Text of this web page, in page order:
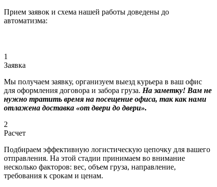
Прием заявок и схема нашей работы доведены до
автоматизма:
1
Заявка
Мы получаем заявку, организуем выезд курьера в ваш офис
для оформления договора и забора груза. На заметку! Вам не
нужно тратить время на посещение офиса, так как нами
отлажена доставка «от двери до двери».
2
Расчет
Подбираем эффективную логистическую цепочку для вашего
отправления. На этой стадии принимаем во внимание
несколько факторов: вес, объем груза, направление,
требования к срокам и ценам.